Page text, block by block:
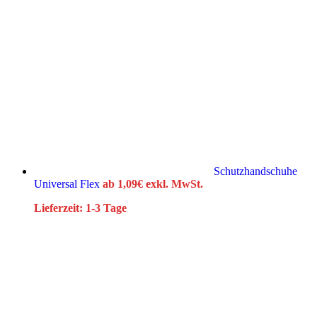
Schutzhandschuhe
Universal Flex ab 1,09€ exkl. MwSt.
Lieferzeit: 1-3 Tage